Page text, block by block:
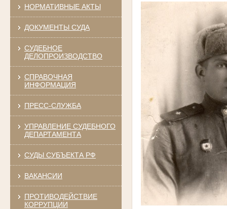
НОРМАТИВНЫЕ АКТЫ
ДОКУМЕНТЫ СУДА
СУДЕБНОЕ
ДЕЛОПРОИЗВОДСТВО
СПРАВОЧНАЯ
ИНФОРМАЦИЯ
ПРЕСС-СЛУЖБА
УПРАВЛЕНИЕ СУДЕБНОГО
ДЕПАРТАМЕНТА
СУДЫ СУБЪЕКТА РФ
ВАКАНСИИ
ПРОТИВОДЕЙСТВИЕ
КОРРУПЦИИ